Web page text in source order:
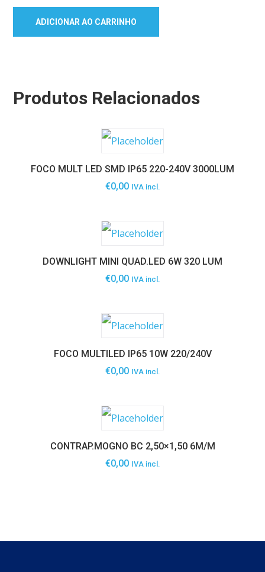
ADICIONAR AO CARRINHO
Produtos Relacionados
FOCO MULT LED SMD IP65 220-240V 3000LUM
€0,00 IVA incl.
DOWNLIGHT MINI QUAD.LED 6W 320 LUM
€0,00 IVA incl.
FOCO MULTILED IP65 10W 220/240V
€0,00 IVA incl.
CONTRAP.MOGNO BC 2,50×1,50 6M/M
€0,00 IVA incl.